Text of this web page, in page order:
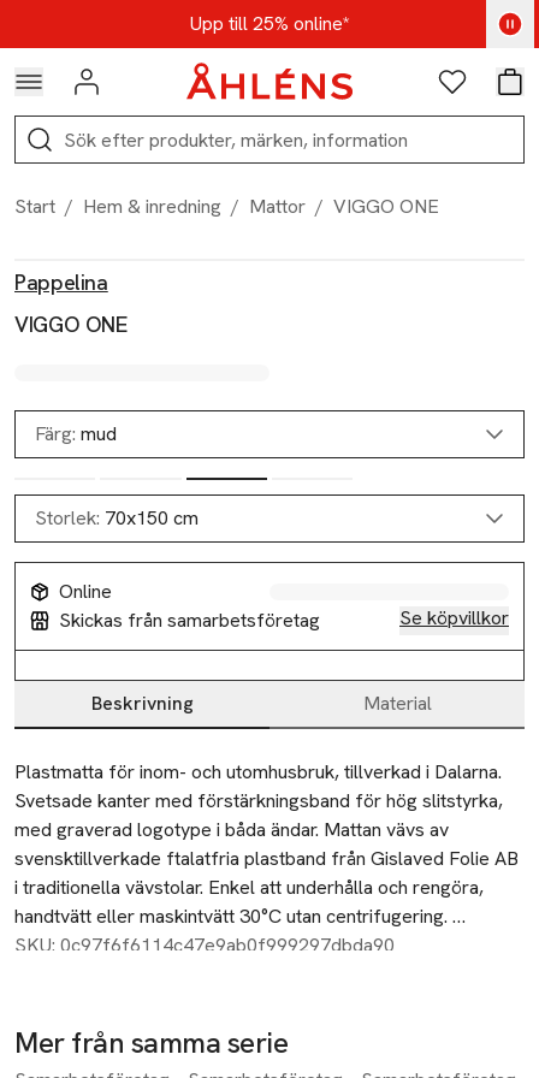
Hoppa till navigationsmenynUpp till 25% online*
Kod: AUG25 - Shoppa nu
Logga in Favoriter
Sök
Start / Hem & inredning / Mattor / VIGGO ONE
Pappelina
VIGGO ONE
Färg: mud
Storlek: 70x150 cm
Online
Skickas från samarbetsföretag
Se köpvillkor
Beskrivning Material
Beskrivning
Plastmatta för inom- och utomhusbruk, tillverkad i Dalarna.
Svetsade kanter med förstärkningsband för hög slitstyrka,
med graverad logotype i båda ändar. Mattan vävs av
svensktillverkade ftalatfria plastband från Gislaved Folie AB
i traditionella vävstolar. Enkel att underhålla och rengöra,
handtvätt eller maskintvätt 30°C utan centrifugering.
Storleksavvikelser på ±4% kan förekomma på grund av
SKU: 0c97f6f6114c47e9ab0f999297dbda90
Mer från samma serie